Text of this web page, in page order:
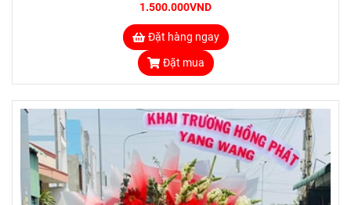
1.500.000VND
Đặt hàng ngay
Đặt mua